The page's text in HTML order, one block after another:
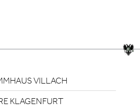
VILLACH
KLAGENFURT